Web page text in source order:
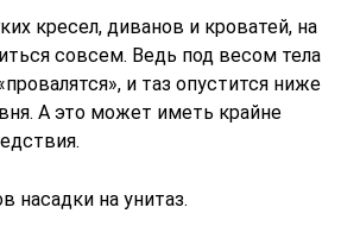
кресел, диванов и кроватей, на
совсем. Ведь под весом тела
и таз опустится ниже
А это может иметь крайне
насадки на унитаз.